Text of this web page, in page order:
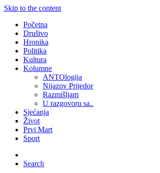
Skip to the content
Početna
Društvo
Hronika
Politika
Kultura
Kolumne
ANTOlogija
Nijazov Prijedor
Razmišljam
U razgovoru sa..
Sjećanja
Život
Prvi Mart
Sport
Search